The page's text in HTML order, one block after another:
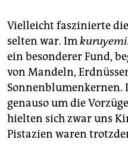
Vielleicht faszinierte
selten war. Im
ein besonderer Fund,
von Mandeln,
Sonnenblumenkernen.
genauso um die
hielten sich zwar uns
Pistazien waren